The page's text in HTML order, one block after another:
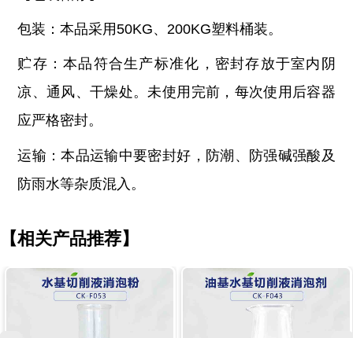
包装：本品采用50KG、200KG塑料桶装。
贮存：本品符合生产标准化，密封存放于室内阴
凉、通风、干燥处。未使用完前，每次使用后容器
应严格密封。
运输：本品运输中要密封好，防潮、防强碱强酸及
防雨水等杂质混入。
【相关产品推荐】